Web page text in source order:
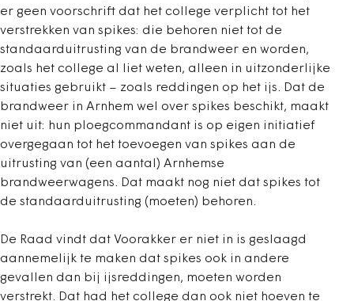
er geen voorschrift dat het college verplicht tot het
verstrekken van spikes: die behoren niet tot de
standaarduitrusting van de brandweer en worden,
zoals het college al liet weten, alleen in uitzonderlijke
situaties gebruikt – zoals reddingen op het ijs. Dat de
brandweer in Arnhem wel over spikes beschikt, maakt
niet uit: hun ploegcommandant is op eigen initiatief
overgegaan tot het toevoegen van spikes aan de
uitrusting van (een aantal) Arnhemse
brandweerwagens. Dat maakt nog niet dat spikes tot
de standaarduitrusting (moeten) behoren.
De Raad vindt dat Voorakker er niet in is geslaagd
aannemelijk te maken dat spikes ook in andere
gevallen dan bij ijsreddingen, moeten worden
verstrekt. Dat had het college dan ook niet hoeven te